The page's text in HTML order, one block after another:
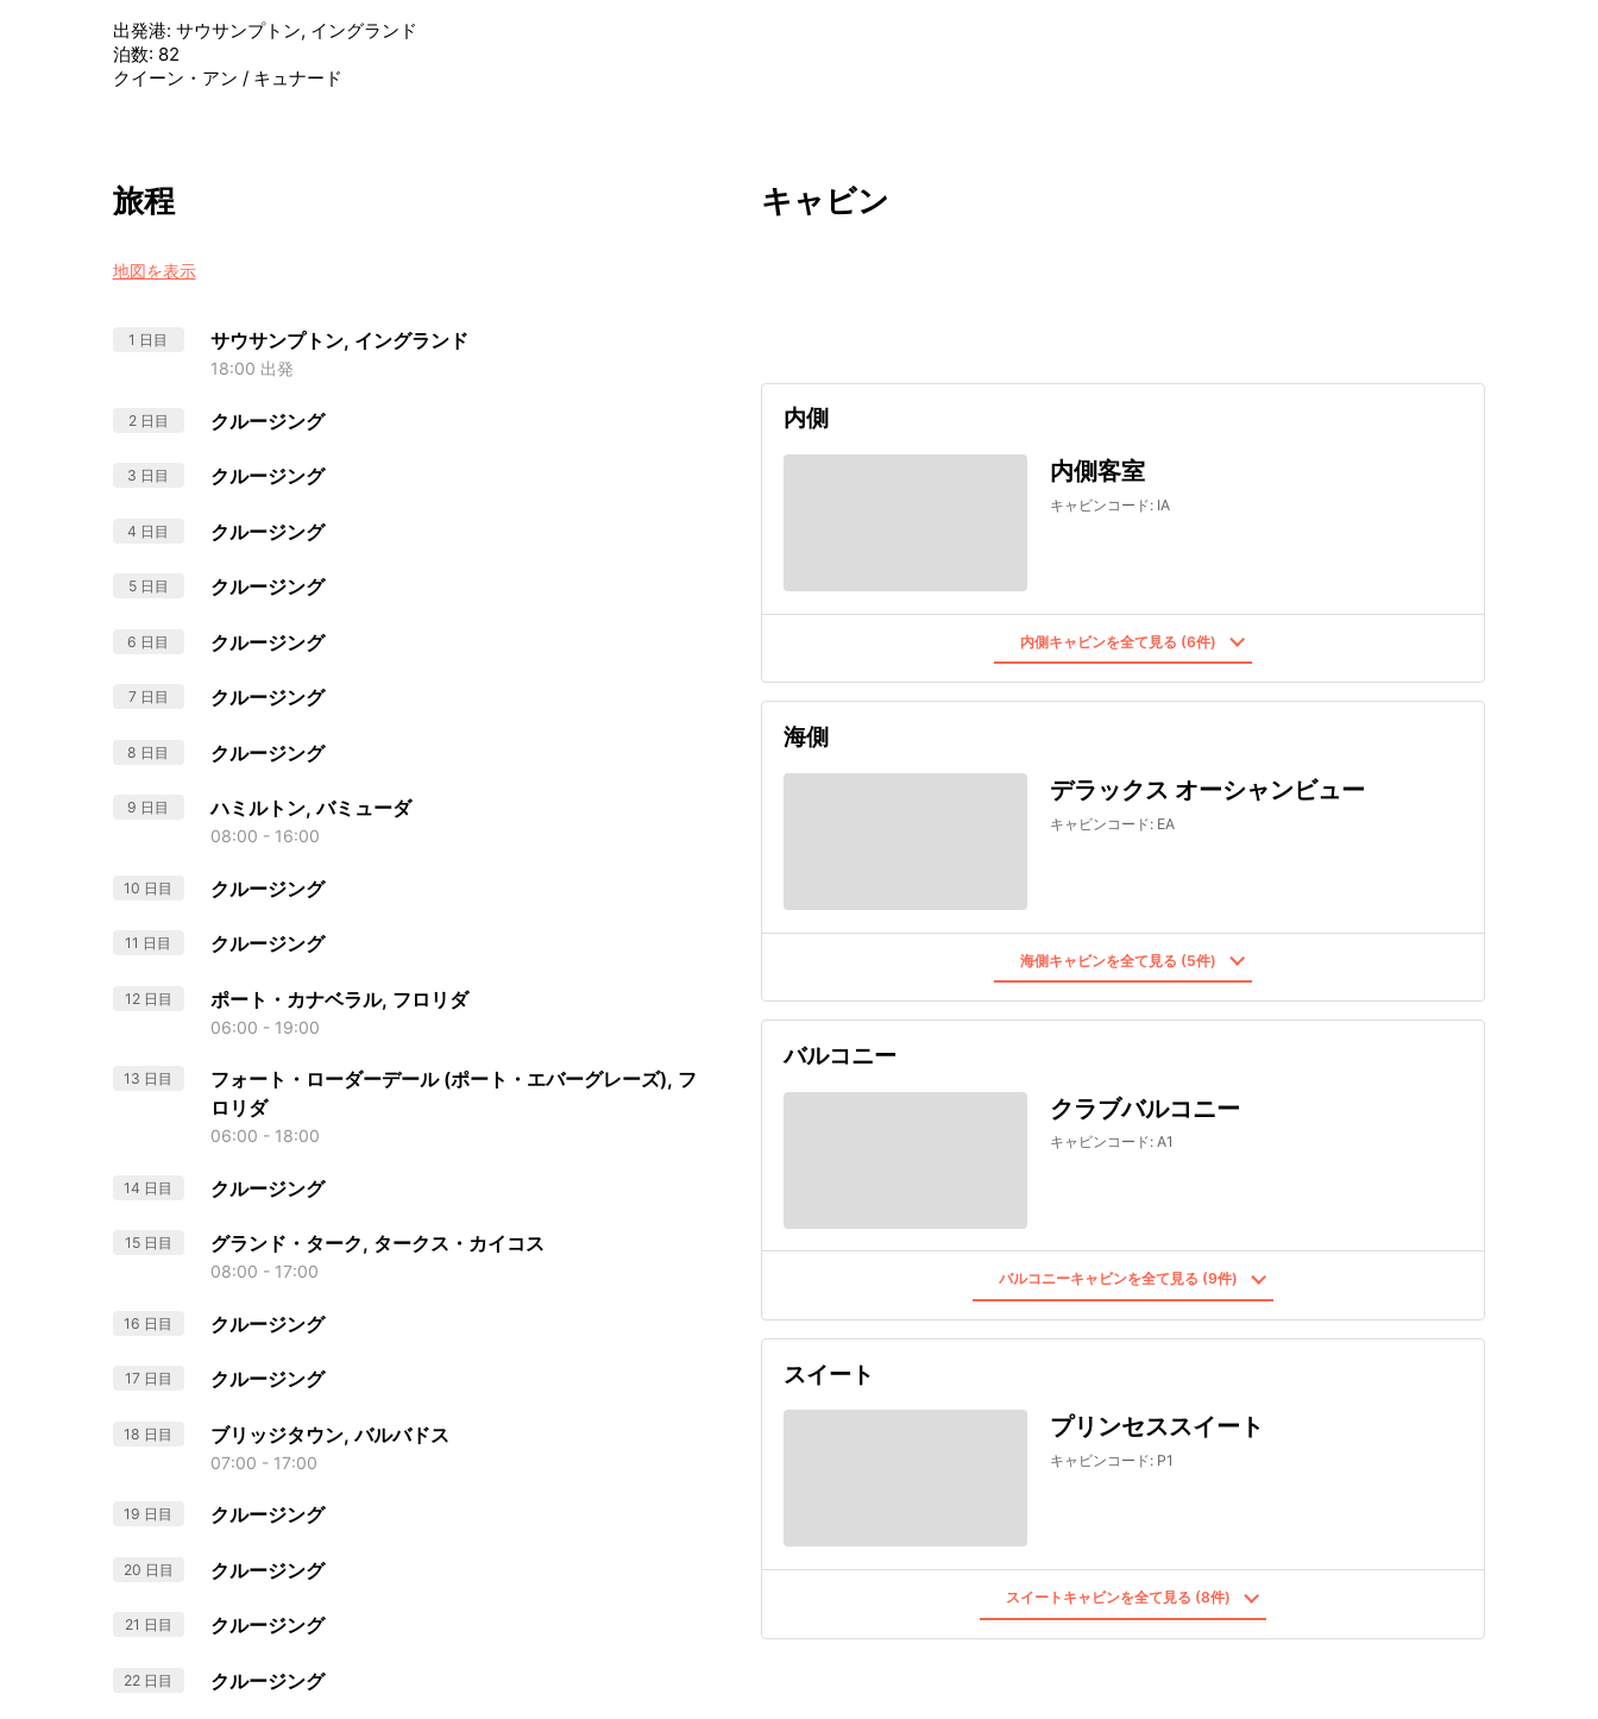
出発港: サウサンプトン, イングランド
泊数: 82
クイーン・アン / キュナード
旅程
地図を表示
1 日目 サウサンプトン, イングランド
18:00 出発
2 日目 クルージング
3 日目 クルージング
4 日目 クルージング
5 日目 クルージング
6 日目 クルージング
7 日目 クルージング
8 日目 クルージング
9 日目 ハミルトン, バミューダ
08:00 - 16:00
10 日目 クルージング
11 日目 クルージング
12 日目 ポート・カナベラル, フロリダ
06:00 - 19:00
13 日目
フォート・ローダーデール (ポート・エバーグレーズ), フ
ロリダ
06:00 - 18:00
14 日目 クルージング
15 日目 グランド・ターク, タークス・カイコス
08:00 - 17:00
16 日目 クルージング
17 日目 クルージング
18 日目 ブリッジタウン, バルバドス
07:00 - 17:00
19 日目 クルージング
20 日目 クルージング
21 日目 クルージング
22 日目 クルージング
キャビン
内側
内側客室
キャビンコード: IA
内側キャビンを全て見る (6件)
海側
デラックス オーシャンビュー
キャビンコード: EA
海側キャビンを全て見る (5件)
バルコニー
クラブバルコニー
キャビンコード: A1
バルコニーキャビンを全て見る (9件)
スイート
プリンセススイート
キャビンコード: P1
スイートキャビンを全て見る (8件)